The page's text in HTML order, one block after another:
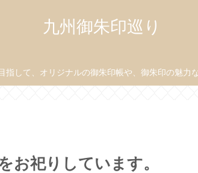
九州御朱印巡り
指して、オリジナルの御朱印帳や、御朱印の魅
お祀りしています。